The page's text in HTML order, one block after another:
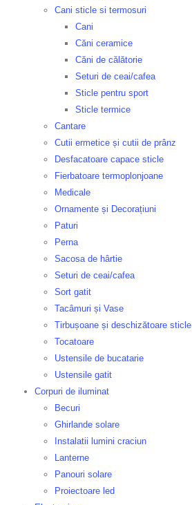
Cani sticle si termosuri
Cani
Căni ceramice
Căni de călătorie
Seturi de ceai/cafea
Sticle pentru sport
Sticle termice
Cantare
Cutii ermetice și cutii de prânz
Desfacatoare capace sticle
Fierbatoare termoplonjoane
Medicale
Ornamente și Decorațiuni
Paturi
Perna
Sacosa de hârtie
Seturi de ceai/cafea
Sort gatit
Tacâmuri și Vase
Tirbușoane și deschizătoare sticle
Tocatoare
Ustensile de bucatarie
Ustensile gatit
Corpuri de iluminat
Becuri
Ghirlande solare
Instalatii lumini craciun
Lanterne
Panouri solare
Proiectoare led